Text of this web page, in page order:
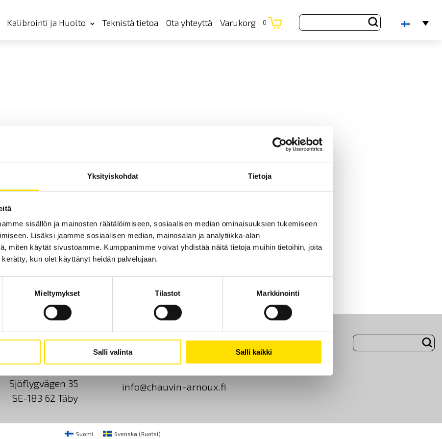
Yksityiskohdat Tietoja
sisällön ja mainosten räätälöimiseen, sosiaalisen median ominaisuuksien tukemiseen
Lisäksi jaamme sosiaalisen median, mainosalan ja analytiikka-alan
miten käytät sivustoamme. Kumppanimme voivat yhdistää näitä tietoja muihin tietoihin, joita
kun olet käyttänyt heidän palvelujaan.
Mieltymykset Tilastot Markkinointi
Salli valinta Salli kaikki
Kalibrointi ja Huolto Teknistä tietoa Ota yhteyttä Varukorg 0
Ota yhteyttä Tietoa meistä GDPR Evästeet
Mätsystem AB
Sjöflygvägen 35
SE-183 62 Täby
+46 8 50 52 68 00
info@chauvin-arnoux.fi
Suomi Svenska (Ruotsi)